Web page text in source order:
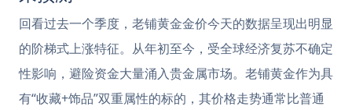
回看过去一个季度，老铺黄金金价今天的数据呈现出明显
的阶梯式上涨特征。从年初至今，受全球经济复苏不确定
性影响，避险资金大量涌入贵金属市场。老铺黄金作为具
有“收藏+饰品”双重属性的标的，其价格走势通常比普通